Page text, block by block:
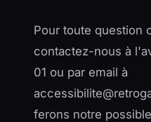
Pour toute question
contactez-nous à
01 ou par email à
ferons notre